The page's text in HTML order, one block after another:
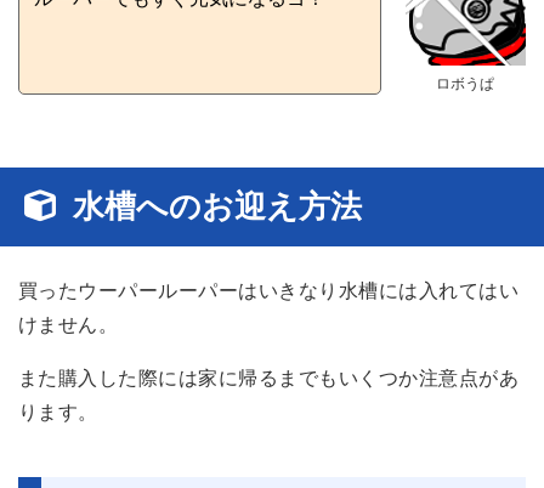
ロボうぱ
水槽へのお迎え方法
買ったウーパールーパーはいきなり水槽には入れてはい
けません。
また購入した際には家に帰るまでもいくつか注意点があ
ります。